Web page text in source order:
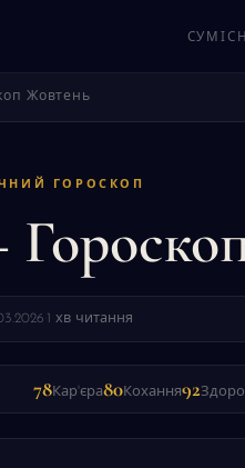
Жовтень
ГОРОСКОП
1 хв читання
78Кар'єра80Кохання92